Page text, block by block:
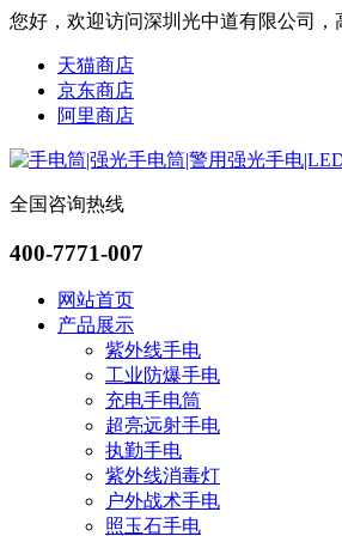
您好，欢迎访问深圳光中道有限公司
天猫商店
京东商店
阿里商店
全国咨询热线
400-7771-007
网站首页
产品展示
紫外线手电
工业防爆手电
充电手电筒
超亮远射手电
执勤手电
紫外线消毒灯
户外战术手电
照玉石手电